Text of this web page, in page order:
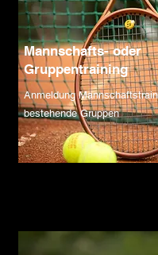
Mannschafts- oder
Gruppentraining
Anmeldung
bestehende Gruppen